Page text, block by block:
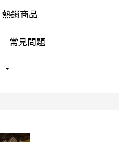
熱銷商品
常見問題